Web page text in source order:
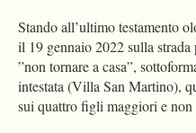
Stando all’ultimo testamento
il 19 gennaio 2022 sulla
”non tornare a casa”,
intestata (Villa San Martino),
sui quattro figli maggiori e